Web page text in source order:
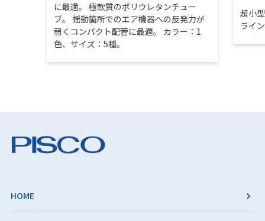
に最適。 極軟質のポリウレタンチュー
ブ。 揺動箇所でのエア機器への反発力が
弱くコンパクト配管に最適。 カラー：1
色、サイズ：5種。
超小
ライ
HOME